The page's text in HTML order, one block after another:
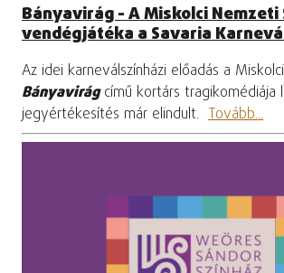
Bányavirág - A Miskolci Nemzeti
vendégjátéka a Savaria
Az idei karneválszínházi előadás a
Bányavirágcímű kortárs tragikomédiája
jegyértékesítés már elindult. Tovább...